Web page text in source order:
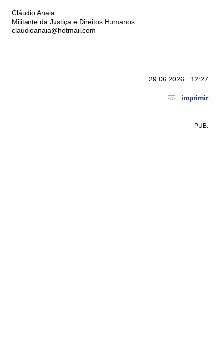
Cláudio Anaia
Militante da Justiça e Direitos Humanos
claudioanaia@hotmail.com
29.06.2026 - 12:27
imprimir
PUB.